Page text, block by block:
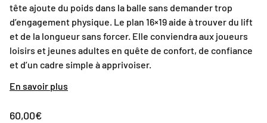
tête ajoute du poids dans la balle sans demander trop
d’engagement physique. Le plan 16×19 aide à trouver du lift
et de la longueur sans forcer. Elle conviendra aux joueurs
loisirs et jeunes adultes en quête de confort, de confiance
et d’un cadre simple à apprivoiser.
En savoir plus
60,00€